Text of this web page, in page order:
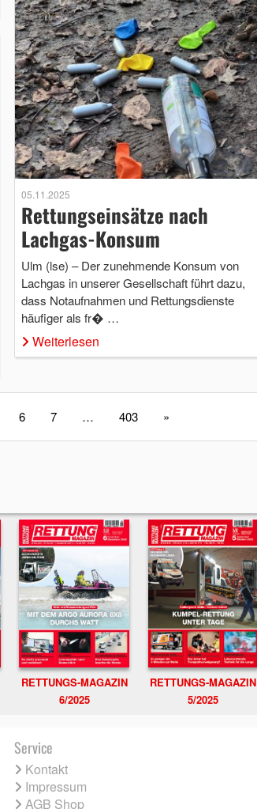
05.11.2025
Rettungseinsätze nach
Lachgas-Konsum
Ulm (lse) – Der zunehmende Konsum von
Lachgas in unserer Gesellschaft führt dazu,
dass Notaufnahmen und Rettungsdienste
häufiger als fr� …
Weiterlesen
6 7 … 403 »
RETTUNGS-MAGAZIN
6/2025
RETTUNGS-MAGAZIN
5/2025
Service
Kontakt
Impressum
AGB Shop